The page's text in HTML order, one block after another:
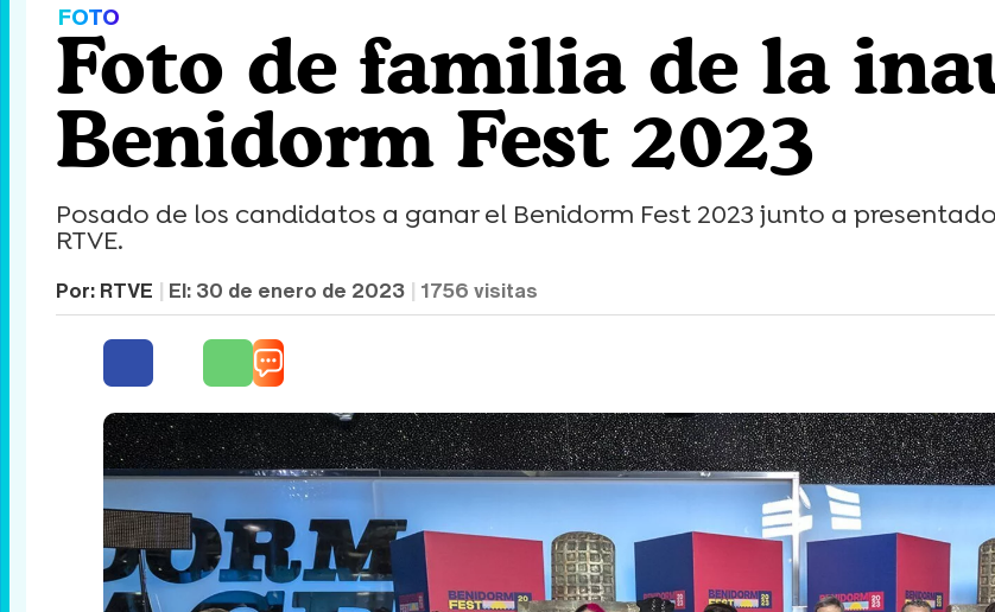
FOTO
Foto de familia de la
Benidorm Fest 2023
Posado de los candidatos a ganar el Benidorm Fest 2023 junto a
RTVE.
Por: RTVE El: 30 de enero de 2023 1756 visitas